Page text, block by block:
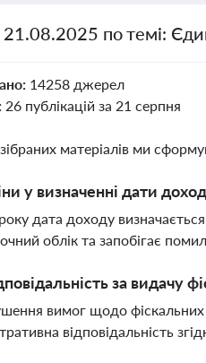
21.08.2025 по темі:
14258 джерел
26 публікацій за 21 серпня
матеріалів ми
у визначенні дати
дата доходу
облік та запобігає
за видачу
вимог щодо фіскальних
відповідальність